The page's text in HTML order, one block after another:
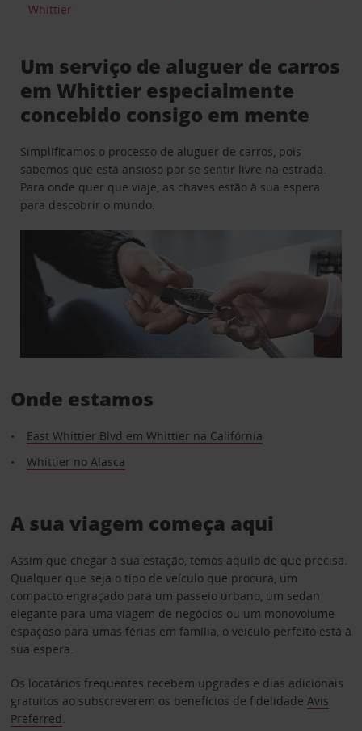
Whittier
Um serviço de aluguer de carros
em Whittier especialmente
concebido consigo em mente
Simplificamos o processo de aluguer de carros, pois
sabemos que está ansioso por se sentir livre na estrada.
Para onde quer que viaje, as chaves estão à sua espera
para descobrir o mundo.
Onde estamos
East Whittier Blvd em Whittier na Califórnia
Whittier no Alasca
A sua viagem começa aqui
Assim que chegar à sua estação, temos aquilo de que precisa.
Qualquer que seja o tipo de veículo que procura, um
compacto engraçado para um passeio urbano, um sedan
elegante para uma viagem de negócios ou um monovolume
espaçoso para umas férias em família, o veículo perfeito está à
sua espera.
Os locatários frequentes recebem upgrades e dias adicionais
gratuitos ao subscreverem os benefícios de fidelidade Avis
Preferred.